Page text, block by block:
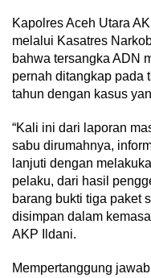
Kapolres Aceh Utara
melalui Kasatres
bahwa tersangka ADN
pernah ditangkap pada
tahun dengan kasus
“Kali ini dari laporan
sabu dirumahnya,
lanjuti dengan
pelaku, dari hasil
barang bukti tiga paket
disimpan dalam
AKP Ildani.
Mempertanggung